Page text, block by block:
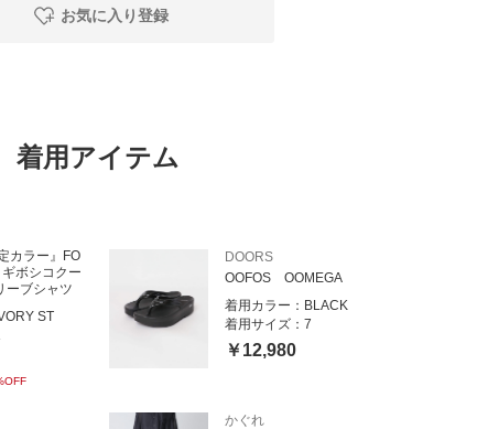
お気に入り登録
着用アイテム
カラー』FO
ボシコクー
ーブシャツ
ST
DOORS
OOFOS OOMEGA
着用カラー： BLACK
着用サイズ： 7
￥12,980
かぐれ